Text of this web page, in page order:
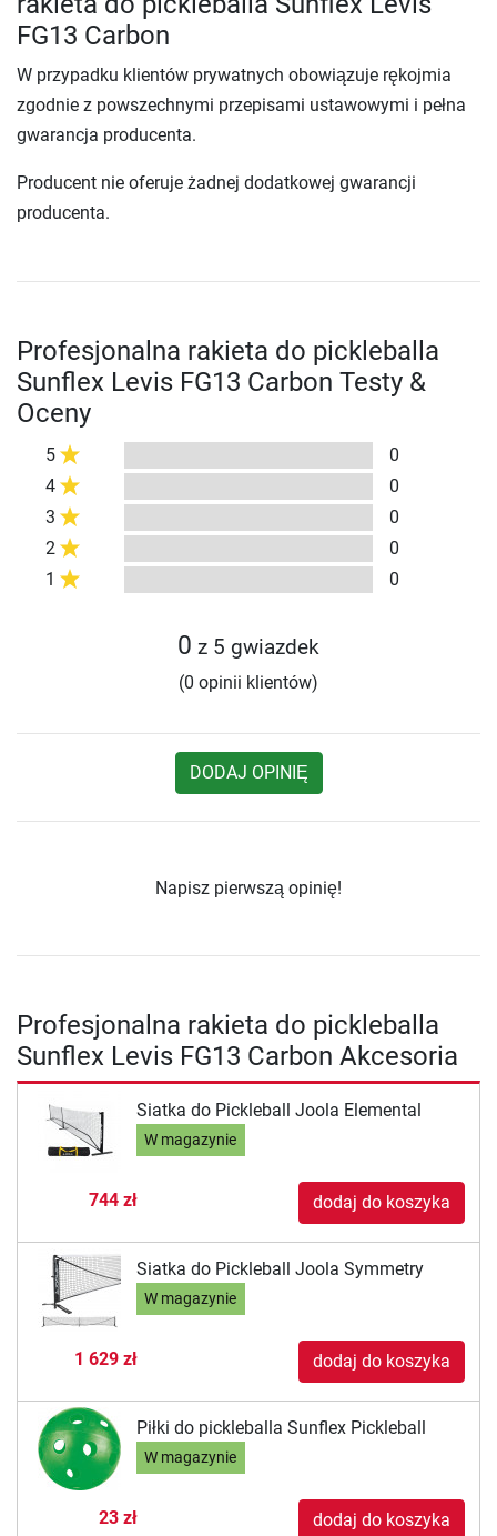
FG13 Carbon
W przypadku klientów prywatnych obowiązuje rękojmia
zgodnie z powszechnymi przepisami ustawowymi i pełna
gwarancja producenta.
Producent nie oferuje żadnej dodatkowej gwarancji
producenta.
Profesjonalna rakieta do pickleballa
Sunflex Levis FG13 Carbon Testy &
Oceny
5
0
4
0
3
0
2
0
1
0
0 z 5 gwiazdek
(0 opinii klientów)
DODAJ OPINIĘ
Napisz pierwszą opinię!
Profesjonalna rakieta do pickleballa
Sunflex Levis FG13 Carbon Akcesoria
Siatka do Pickleball Joola Elemental
W magazynie
744 zł dodaj do koszyka
Siatka do Pickleball Joola Symmetry
W magazynie
1 629 zł dodaj do koszyka
Piłki do pickleballa Sunflex Pickleball
W magazynie
23 zł dodaj do koszyka